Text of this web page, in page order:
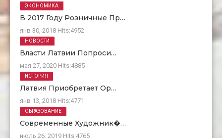
В 2017 Году Розничные Пр…
янв 30, 2018 Hits:4952
ЭКОНОМИКА
Власти Латвии Попроси…
мая 27, 2020 Hits:4885
НОВОСТИ
Латвия Приобретает Ор…
янв 13, 2018 Hits:4771
ИСТОРИЯ
Современные Художник�…
июль 26, 2019 Hits:4765
ОБРАЗОВАНИЕ